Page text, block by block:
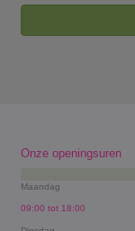
Onze openingsuren
Maandag
09:00 tot 18:00